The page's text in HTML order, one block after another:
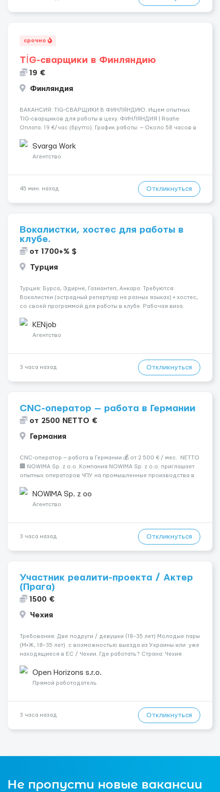
срочно
TİG-сварщики в Финляндию
19 €
Финляндия
​​ВАКАНСИЯ: TIG-СВАРЩИКИ В ФИНЛЯНДИЮ. Ищем опытных
TIG-сварщиков для работы в цеху. ФИНЛЯНДИЯ | Raahe
Оплата: 19 €/час (брутто). График работы: — Около 58 часов в
переработки. Дата начала: — Как можно скорее....
Svarga Work
Агентство
45 мин. назад Откликнуться
Вокалистки, хостес для работы в
клубе.
от 1700+% $
Турция
Турция: Бурса, Эдирне, Газиантеп, Анкара. Требуются:
Вокалистки (эстрадный репертуар на разных языках) + хостеc,
со своей программой для работы в клубе. Рабочая виза.
одного до трех месяцев. Мед. страховка. Высокая зарплат...
KENjob
Агентство
3 часа назад Откликнуться
CNC-оператор — работа в Германии
от 2500 NETTO €
Германия
CNC-оператор — работа в Германии 💰 от 2 500 € / мес. NETTO
🏢 NOWIMA Sp. z o.o. Компания NOWIMA Sp. z o.o. приглашает
опытных операторов ЧПУ на промышленные производства в
Проживание, оформление и билеты — за счёт компани...
NOWIMA Sp. z oo
Агентство
3 часа назад Откликнуться
Участник реалити-проекта / Актер
(Прага)
1500 €
Чехия
Требования: Две подруги / девушки (18–35 лет) Молодые пары
(М+Ж, 18–35 лет) с возможностью выезда из Украины или уже
находящиеся в ЕС / Чехии. Где работать? Страна: Чехия ​
Open Horizons s.r.o.
Прямой работодатель
3 часа назад Откликнуться
Не пропусти новые вакансии